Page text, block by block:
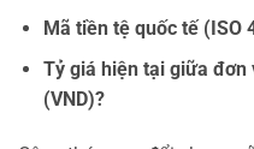
Mã tiền tệ quốc tế (ISO
Tỷ giá hiện tại giữa đơn
(VND)?